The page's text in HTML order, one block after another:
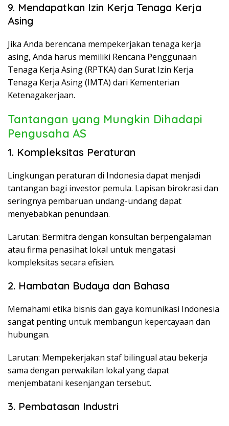
9. Mendapatkan Izin Kerja Tenaga Kerja
Asing
Jika Anda berencana mempekerjakan tenaga kerja
asing, Anda harus memiliki Rencana Penggunaan
Tenaga Kerja Asing (RPTKA) dan Surat Izin Kerja
Tenaga Kerja Asing (IMTA) dari Kementerian
Ketenagakerjaan.
Tantangan yang Mungkin Dihadapi
Pengusaha AS
1. Kompleksitas Peraturan
Lingkungan peraturan di Indonesia dapat menjadi
tantangan bagi investor pemula. Lapisan birokrasi dan
seringnya pembaruan undang-undang dapat
menyebabkan penundaan.
Larutan: Bermitra dengan konsultan berpengalaman
atau firma penasihat lokal untuk mengatasi
kompleksitas secara efisien.
2. Hambatan Budaya dan Bahasa
Memahami etika bisnis dan gaya komunikasi Indonesia
sangat penting untuk membangun kepercayaan dan
hubungan.
Larutan: Mempekerjakan staf bilingual atau bekerja
sama dengan perwakilan lokal yang dapat
menjembatani kesenjangan tersebut.
3. Pembatasan Industri